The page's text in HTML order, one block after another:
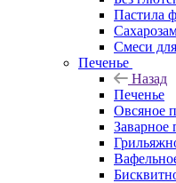
Пастила
Смеси
Печенье
Назад
Печенье
Овсяное
Заварное